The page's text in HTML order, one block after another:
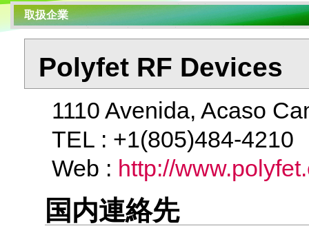
取扱企業
Polyfet RF Devices
1110 Avenida, Acaso
TEL : +1(805)484-
Web : http://
国内連絡先